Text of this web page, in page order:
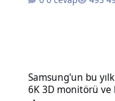
Samsung'un bu
6K 3D monitörü